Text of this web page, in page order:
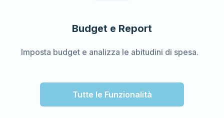
Budget e Report
Imposta budget e analizza le abitudini di spesa.
Tutte le Funzionalità